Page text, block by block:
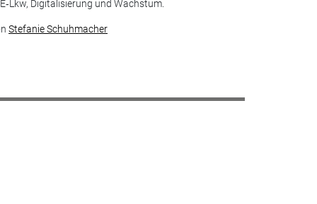
Digitalisierung und Wachstum.
Stefanie Schuhmacher